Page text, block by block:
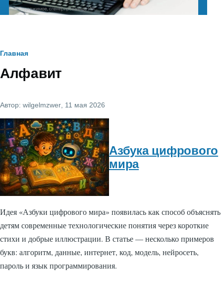
Строка
навигации
Главная
Алфавит
Автор: wilgelmzwer , 11 мая 2026
Азбука цифрового
мира
Идея «Азбуки цифрового мира» появилась как способ объяснять
детям современные технологические понятия через короткие
стихи и добрые иллюстрации. В статье — несколько примеров
букв: алгоритм, данные, интернет, код, модель, нейросеть,
пароль и язык программирования.